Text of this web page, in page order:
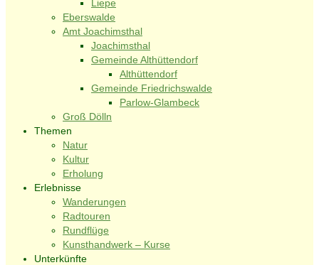
Liepe
Eberswalde
Amt Joachimsthal
Joachimsthal
Gemeinde Althüttendorf
Althüttendorf
Gemeinde Friedrichswalde
Parlow-Glambeck
Groß Dölln
Themen
Natur
Kultur
Erholung
Erlebnisse
Wanderungen
Radtouren
Rundflüge
Kunsthandwerk – Kurse
Unterkünfte